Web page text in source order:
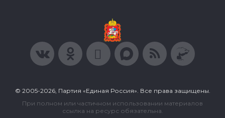
© 2005-2026, Партия «Единая Россия». Все права защищены.
При полном или частичном использовании материалов
ссылка на ресурс обязательна.